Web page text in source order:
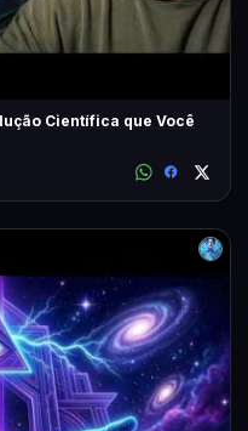
Científica que Você